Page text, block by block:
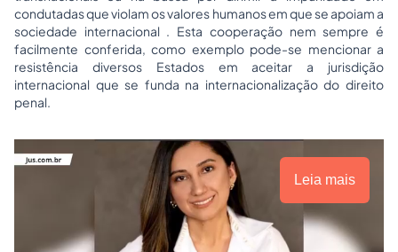
condutadas que violam os valores humanos em que se apoiam a
sociedade internacional . Esta cooperação nem sempre é
facilmente conferida, como exemplo pode-se mencionar a
resistência diversos Estados em aceitar a jurisdição
internacional que se funda na internacionalização do direito
penal.
Leia mais